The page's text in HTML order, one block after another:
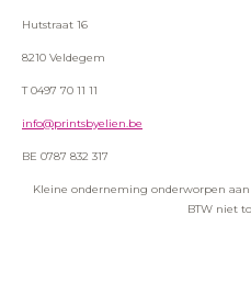
Hutstraat 16
8210 Veldegem
T 0497 70 11 11
info@printsbyelien.be
BE 0787 832 317
Kleine onderneming onderworpen
BTW niet